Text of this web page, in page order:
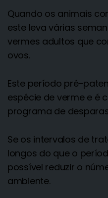
Quando os animais
este leva várias
vermes adultos que
ovos.
Este período pré-
espécie de verme e é
programa de
Se os intervalos de
longos do que o
possível reduzir o
ambiente.